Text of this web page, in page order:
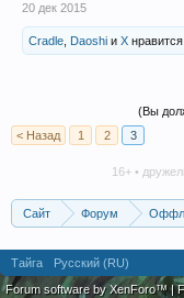
20 дек 2015
Cradle Daoshi и X нравится
(Вы
< Назад
1 2 3
16+ •
Сайт Форум
Тайга Русский (RU)
Forum software by XenForo™|